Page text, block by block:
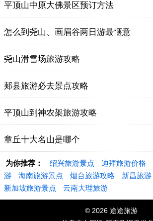
平顶山中原大佛景区预订方法
怎么到尧山、画眉谷两日游最惬意
尧山滑雪场旅游攻略
郏县旅游必去景点攻略
平顶山到神农架旅游攻略
章丘十大名山是哪个
为你推荐： 绍兴旅游景点 迪拜旅游价格
游
海南旅游景点 烟台旅游攻略 新昌旅游
新加坡旅游景点
云南大理旅游
© 2026 途途旅游